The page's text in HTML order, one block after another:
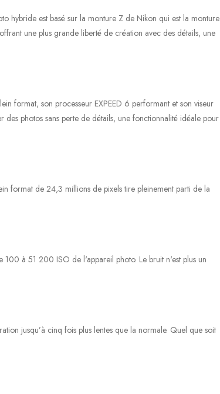
hybride est basé sur la monture Z de Nikon qui est la monture
une plus grande liberté de création avec des détails, une
format, son processeur EXPEED 6 performant et son viseur
photos sans perte de détails, une fonctionnalité idéale pour
format de 24,3 millions de pixels tire pleinement parti de la
100 à 51 200 ISO de l'appareil photo. Le bruit n'est plus un
jusqu’à cinq fois plus lentes que la normale. Quel que soit